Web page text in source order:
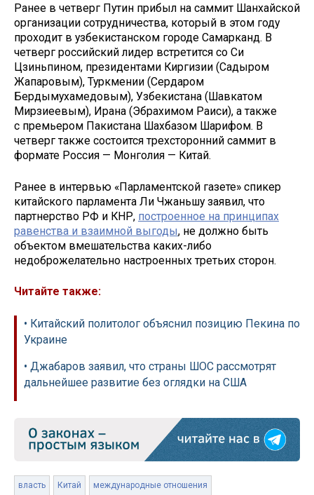
Ранее в четверг Путин прибыл на саммит Шанхайской
организации сотрудничества, который в этом году
проходит в узбекистанском городе Самарканд. В
четверг российский лидер встретится со Си
Цзиньпином, президентами Киргизии (Садыром
Жапаровым), Туркмении (Сердаром
Бердымухамедовым), Узбекистана (Шавкатом
Мирзиеевым), Ирана (Эбрахимом Раиси), а также
с премьером Пакистана Шахбазом Шарифом. В
четверг также состоится трехсторонний саммит в
формате Россия — Монголия — Китай.
Ранее в интервью «Парламентской газете» спикер
китайского парламента Ли Чжаньшу заявил, что
партнерство РФ и КНР, построенное на принципах
равенства и взаимной выгоды, не должно быть
объектом вмешательства каких-либо
недоброжелательно настроенных третьих сторон.
Читайте также:
• Китайский политолог объяснил позицию Пекина по
Украине
• Джабаров заявил, что страны ШОС рассмотрят
дальнейшее развитие без оглядки на США
власть Китай международные отношения